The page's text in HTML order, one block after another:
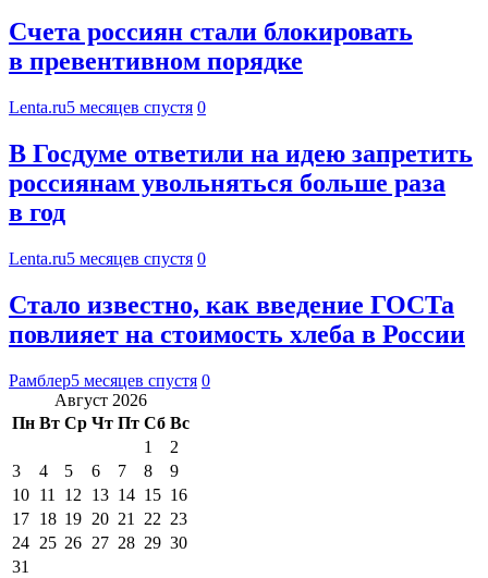
Счета россиян стали блокировать
в превентивном порядке
Lenta.ru5 месяцев спустя 0
В Госдуме ответили на идею запретить
россиянам увольняться больше раза
в год
Lenta.ru5 месяцев спустя 0
Стало известно, как введение ГОСТа
повлияет на стоимость хлеба в России
Рамблер5 месяцев спустя 0
Август 2026
Пн Вт Ср Чт Пт Сб Вс
1
2
3
4 5 6 7 8
9
10 11 12 13 14 15 16
17 18 19 20 21 22 23
24 25 26 27 28 29 30
31